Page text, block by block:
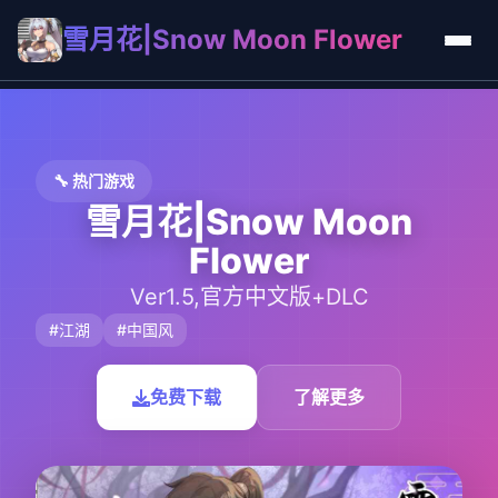
雪月花|Snow Moon Flower
🔧 热门游戏
雪月花|Snow Moon
Flower
Ver1.5,官方中文版+DLC
#江湖 #中国风
免费下载 了解更多